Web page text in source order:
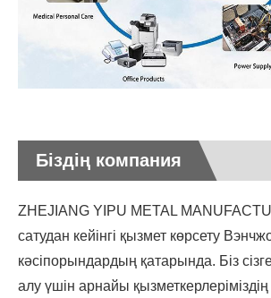
Біздің компания
ZHEJIANG YIPU METAL
сатудан кейінгі қызмет көрсету
кәсіпорындардың қатарында. Біз
алу үшін арнайы